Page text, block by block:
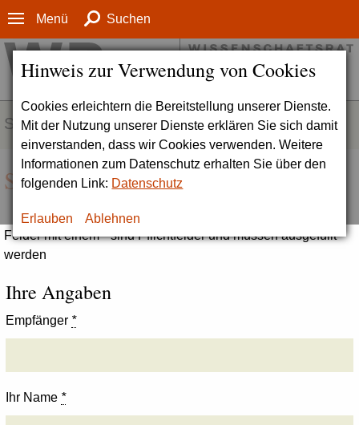
Hinweis zur Verwendung von Cookies
Cookies erleichtern die Bereitstellung unserer Dienste.
Mit der Nutzung unserer Dienste erklären Sie sich damit
einverstanden, dass wir Cookies verwenden. Weitere
Informationen zum Datenschutz erhalten Sie über den
folgenden Link: Datenschutz
Erlauben Ablehnen
Menü Suchen
SERVICE
Seite empfehlen
Felder mit einem * sind Pflichtfelder und müssen ausgefüllt
werden
Ihre Angaben
Empfänger *
Ihr Name *